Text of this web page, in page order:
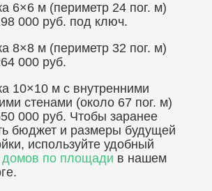
6×6 м (периметр 24 пог. м)
000 руб. под ключ.
8×8 м (периметр 32 пог. м)
000 руб.
10×10 м с внутренними
стенами (около 67 пог. м)
000 руб. Чтобы заранее
бюджет и размеры будущей
используйте удобный
по площади в нашем